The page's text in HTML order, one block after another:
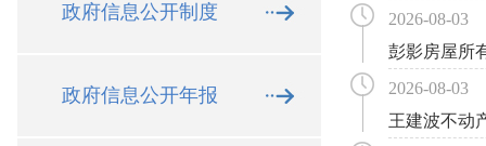
政府信息公开制度
政府信息公开年报
2026-08-03
彭影房屋所
2026-08-03
王建波不动